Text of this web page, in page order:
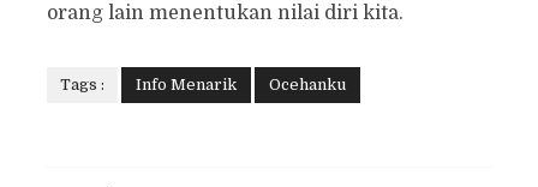
orang lain menentukan nilai diri kita.
Tags : Info Menarik Ocehanku